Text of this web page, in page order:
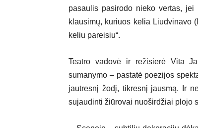
pasaulis pasirodo nieko vertas,
klausimų, kuriuos kelia Liudvinavo
keliu pareisiu“.
Teatro vadovė ir režisierė Vita
sumanymo – pastatė poezijos
jautresnį žodį, tikresnį jausmą. Ir
sujaudinti žiūrovai nuoširdžiai plojo